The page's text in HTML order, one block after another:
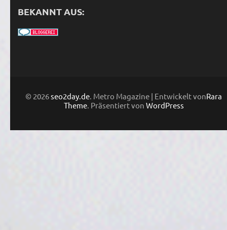
BEKANNT AUS:
© 2026seo2day.de . Metro Magazine | Entwickelt vonRara
Theme. Präsentiert von WordPress